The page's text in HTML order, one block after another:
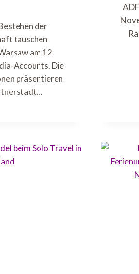
der
tauschen
am 12.
Accounts. Die
präsentieren